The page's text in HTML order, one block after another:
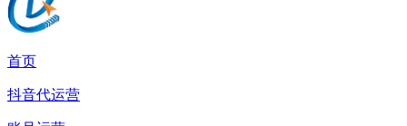
首页
抖音代运营